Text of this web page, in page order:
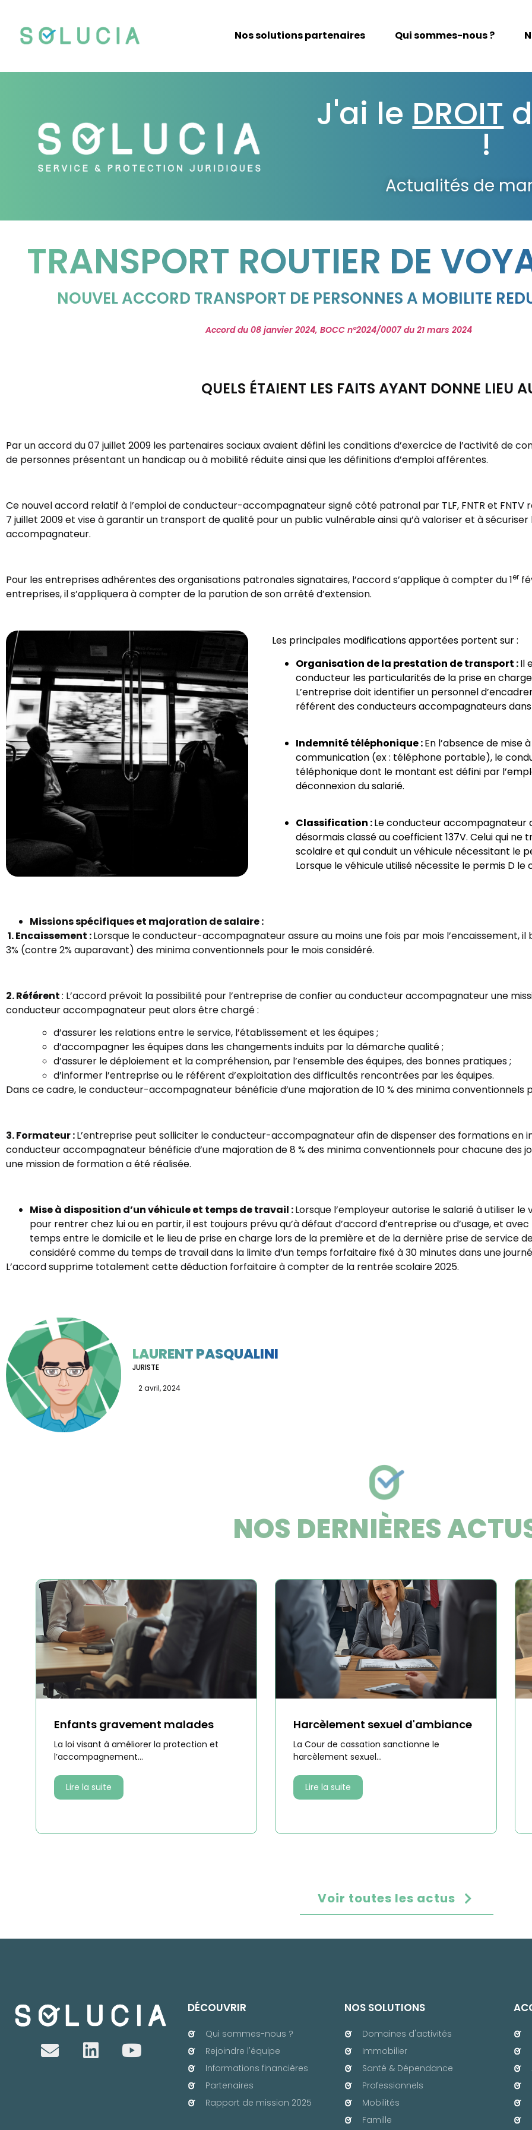
Nos solutions partenaires Qui sommes-nous ?
J'ai le DROIT
!
Actualités de
TRANSPORT ROUTIER DE
NOUVEL ACCORD TRANSPORT DE PERSONNES A MOBILITE
Accord du 08 janvier 2024, BOCC n°2024/0007 du 21 mars 2024
QUELS ÉTAIENT LES FAITS AYANT DONNE LIEU
Par un accord du 07 juillet 2009 les partenaires sociaux avaient défini les conditions d’exercice de l’activité de
de personnes présentant un handicap ou à mobilité réduite ainsi que les définitions d’emploi afférentes.
Ce nouvel accord relatif à l’emploi de conducteur-accompagnateur signé côté patronal par TLF, FNTR et FNTV
7 juillet 2009 et vise à garantir un transport de qualité pour un public vulnérable ainsi qu’à valoriser et à
accompagnateur.
Pour les entreprises adhérentes des organisations patronales signataires, l’accord s’applique à compter du 1er
entreprises, il s’appliquera à compter de la parution de son arrêté d’extension.
Les principales modifications apportées portent sur :
Organisation de la prestation de transport :Il
conducteur les particularités de la prise en
L’entreprise doit identifier un personnel
référent des conducteurs accompagnateurs dans
Indemnité téléphonique :En l’absence de mise
communication (ex : téléphone portable), le
téléphonique dont le montant est défini par
déconnexion du salarié.
Classification :Le conducteur accompagnateur
désormais classé au coefficient 137V. Celui qui
scolaire et qui conduit un véhicule nécessitant le
Lorsque le véhicule utilisé nécessite le permis D le
Missions spécifiques et majoration de salaire :
1.Encaissement :Lorsque le conducteur-accompagnateur assure au moins une fois par mois l’encaissement, il
3% (contre 2% auparavant) des minima conventionnels pour le mois considéré.
2. Référent: L’accord prévoit la possibilité pour l’entreprise de confier au conducteur accompagnateur une
conducteur accompagnateur peut alors être chargé :
d’assurer les relations entre le service, l’établissement et les équipes ;
d’accompagner les équipes dans les changements induits par la démarche qualité ;
d’assurer le déploiement et la compréhension, par l’ensemble des équipes, des bonnes pratiques ;
d’informer l’entreprise ou le référent d’exploitation des difficultés rencontrées par les équipes.
Dans ce cadre, le conducteur-accompagnateur bénéficie d’une majoration de 10 % des minima conventionnels
3. Formateur :L’entreprise peut solliciter le conducteur-accompagnateur afin de dispenser des formations en
conducteur accompagnateur bénéficie d’une majoration de 8 % des minima conventionnels pour chacune des
une mission de formation a été réalisée.
Mise à disposition d’un véhicule et temps de travail :Lorsque l’employeur autorise le salarié à utiliser le
pour rentrer chez lui ou en partir, il est toujours prévu qu’à défaut d’accord d’entreprise ou d’usage, et
temps entre le domicile et le lieu de prise en charge lors de la première et de la dernière prise de service
considéré comme du temps de travail dans la limite d’un temps forfaitaire fixé à 30 minutes dans une
L’accord supprime totalement cette déduction forfaitaire à compter de la rentrée scolaire 2025.
LAURENT PASQUALINI
JURISTE
2 avril, 2024
NOS DERNIÈRES
Enfants gravement malades
La loi visant à améliorer la protection et
l’accompagnement...
Lire la suite
Harcèlement sexuel d'ambiance
La Cour de cassation sanctionne le
harcèlement sexuel...
Lire la suite
Voir toutes les actus
DÉCOUVRIR
Qui sommes-nous ?
Rejoindre l'équipe
Informations financières
Partenaires
Rapport de mission 2025
NOS SOLUTIONS
Domaines d'activités
Immobilier
Santé & Dépendance
Professionnels
Mobilités
Famille